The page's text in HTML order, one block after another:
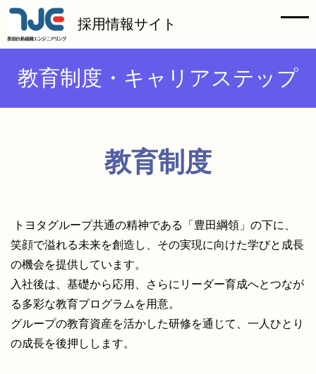
採用情報サイト
HOME
社員インタビュー
教育制度・キャリアステップ
お仕事Q&A
お問い合わせ
教育制度・キャリアステップ
教育制度
トヨタグループ共通の精神である「豊田綱領」の下に、
笑顔で溢れる未来を創造し、その実現に向けた学びと成長
の機会を提供しています。
入社後は、基礎から応用、さらにリーダー育成へとつなが
る多彩な教育プログラムを用意。
グループの教育資産を活かした研修を通じて、一人ひとり
の成長を後押しします。